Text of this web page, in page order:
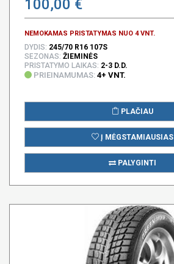
100,00 €
NEMOKAMAS PRISTATYMAS NUO 4 VNT.
DYDIS: 245/70 R16 107S
SEZONAS: ŽIEMINĖS
PRISTATYMO LAIKAS: 2-3 D.D.
PRIEINAMUMAS: 4+ VNT.
PLAČIAU
Į MĖGSTAMIAUSIAS
PALYGINTI